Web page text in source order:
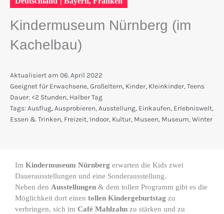
Kindermuseum Nürnberg (im
Kachelbau)
Aktualisiert am 06. April 2022
Geeignet für Erwachsene, Großeltern, Kinder, Kleinkinder, Teens
Dauer: <2 Stunden, Halber Tag
Tags: Ausflug, Ausprobieren, Ausstellung, Einkaufen, Erlebniswelt,
Essen & Trinken, Freizeit, Indoor, Kultur, Museen, Museum, Winter
Im Kindermuseum Nürnberg erwarten die Kids zwei
Dauerausstellungen und eine Sonderausstellung.
Neben den Ausstellungen & dem tollen Programm gibt es die
Möglichkeit dort einen tollen Kindergeburtstag zu
verbringen, sich im Café Mahlzahn zu stärken und zu